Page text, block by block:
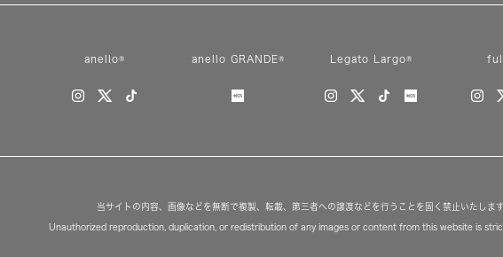
anello® anello GRANDE® Legato Largo®
当サイトの内容、画像などを無断で複製、転載、第三者への譲渡などを行うことを固く禁止いたします
Unauthorized reproduction, duplication, or redistribution of any images or content from this website is